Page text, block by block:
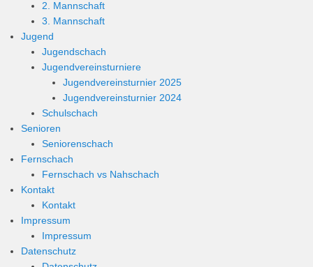
2. Mannschaft
3. Mannschaft
Jugend
Jugendschach
Jugendvereinsturniere
Jugendvereinsturnier 2025
Jugendvereinsturnier 2024
Schulschach
Senioren
Seniorenschach
Fernschach
Fernschach vs Nahschach
Kontakt
Kontakt
Impressum
Impressum
Datenschutz